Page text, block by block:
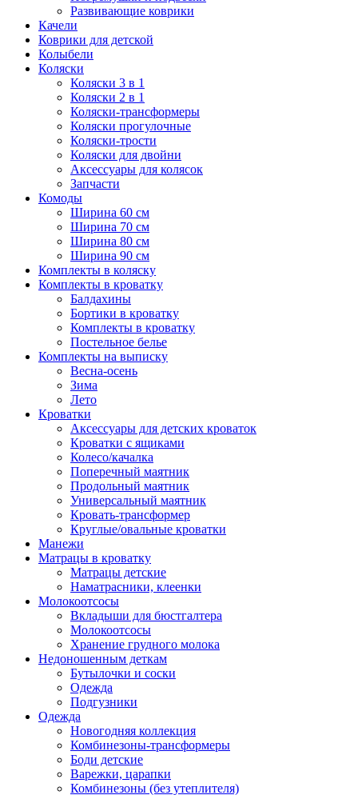
Развивающие коврики
Качели
Коврики для детской
Колыбели
Коляски
Коляски 3 в 1
Коляски 2 в 1
Коляски-трансформеры
Коляски прогулочные
Коляски-трости
Коляски для двойни
Аксессуары для колясок
Запчасти
Комоды
Ширина 60 см
Ширина 70 см
Ширина 80 см
Ширина 90 см
Комплекты в коляску
Комплекты в кроватку
Балдахины
Бортики в кроватку
Комплекты в кроватку
Постельное белье
Комплекты на выписку
Весна-осень
Зима
Лето
Кроватки
Аксессуары для детских кроваток
Кроватки с ящиками
Колесо/качалка
Поперечный маятник
Продольный маятник
Универсальный маятник
Кровать-трансформер
Круглые/овальные кроватки
Манежи
Матрацы в кроватку
Матрацы детские
Наматрасники, клеенки
Молокоотсосы
Вкладыши для бюстгалтера
Молокоотсосы
Хранение грудного молока
Недоношенным деткам
Бутылочки и соски
Одежда
Подгузники
Одежда
Новогодняя коллекция
Комбинезоны-трансформеры
Боди детские
Варежки, царапки
Комбинезоны (без утеплителя)